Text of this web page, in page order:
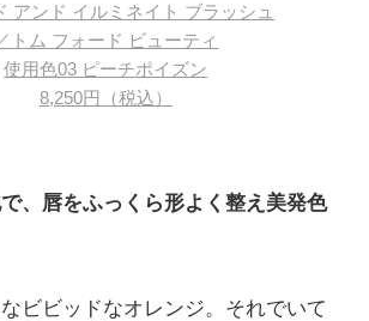
アンド イルミネイト ブラッシュ
トム フォード ビューティ
使用色03 ピーチポイズン
8,250円（税込）
、唇をふっくら形よく整え美発色
ビビッドなオレンジ。それでいて